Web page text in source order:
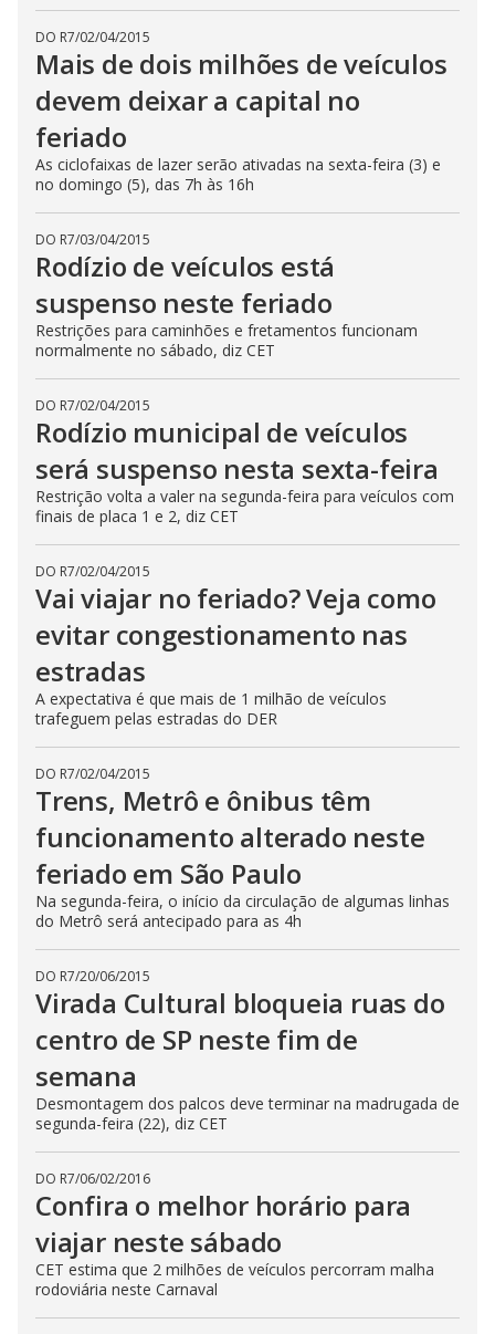
DO R7/02/04/2015
Mais de dois milhões de veículos
devem deixar a capital no
feriado
As ciclofaixas de lazer serão ativadas na sexta-feira (3) e
no domingo (5), das 7h às 16h
DO R7/03/04/2015
Rodízio de veículos está
suspenso neste feriado
Restrições para caminhões e fretamentos funcionam
normalmente no sábado, diz CET
DO R7/02/04/2015
Rodízio municipal de veículos
será suspenso nesta sexta-feira
Restrição volta a valer na segunda-feira para veículos com
finais de placa 1 e 2, diz CET
DO R7/02/04/2015
Vai viajar no feriado? Veja como
evitar congestionamento nas
estradas
A expectativa é que mais de 1 milhão de veículos
trafeguem pelas estradas do DER
DO R7/02/04/2015
Trens, Metrô e ônibus têm
funcionamento alterado neste
feriado em São Paulo
Na segunda-feira, o início da circulação de algumas linhas
do Metrô será antecipado para as 4h
DO R7/20/06/2015
Virada Cultural bloqueia ruas do
centro de SP neste fim de
semana
Desmontagem dos palcos deve terminar na madrugada de
segunda-feira (22), diz CET
DO R7/06/02/2016
Confira o melhor horário para
viajar neste sábado
CET estima que 2 milhões de veículos percorram malha
rodoviária neste Carnaval